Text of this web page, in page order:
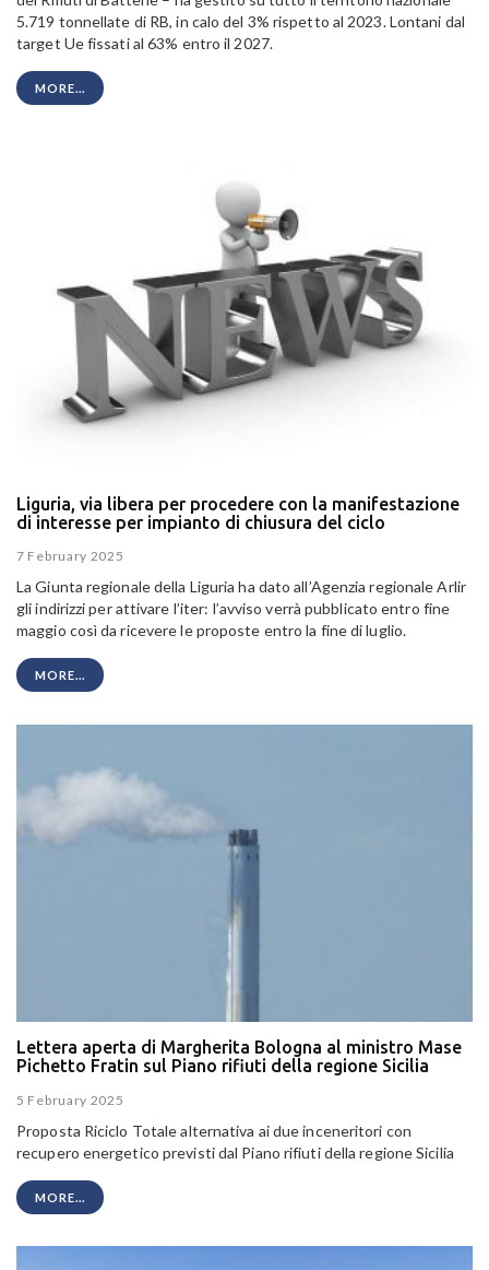
5.719 tonnellate di RB, in calo del 3% rispetto al 2023. Lontani dal
target Ue fissati al 63% entro il 2027.
MORE...
Liguria, via libera per procedere con la manifestazione
di interesse per impianto di chiusura del ciclo
7 February 2025
La Giunta regionale della Liguria ha dato all’Agenzia regionale Arlir
gli indirizzi per attivare l’iter: l’avviso verrà pubblicato entro fine
maggio così da ricevere le proposte entro la fine di luglio.
MORE...
Lettera aperta di Margherita Bologna al ministro Mase
Pichetto Fratin sul Piano rifiuti della regione Sicilia
5 February 2025
Proposta Riciclo Totale alternativa ai due inceneritori con
recupero energetico previsti dal Piano rifiuti della regione Sicilia
MORE...